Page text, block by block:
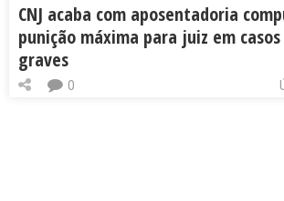
CNJ acaba com aposentadoria
punição máxima para juiz em
graves
0